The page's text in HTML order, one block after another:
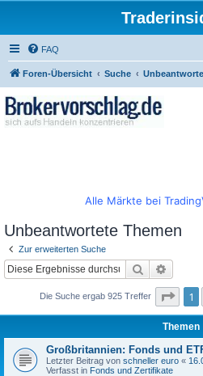
FAQ
Foren-Übersicht Suche
Alle Märkte bei
Unbeantwortete Themen
Zur erweiterten Suche
Suche
Die Suche ergab 925 Treffer Seite
1
Themen
Großbritannien: Fonds und
Letzter Beitrag von schneller euro «
Verfasst in Fonds und Zertifikate